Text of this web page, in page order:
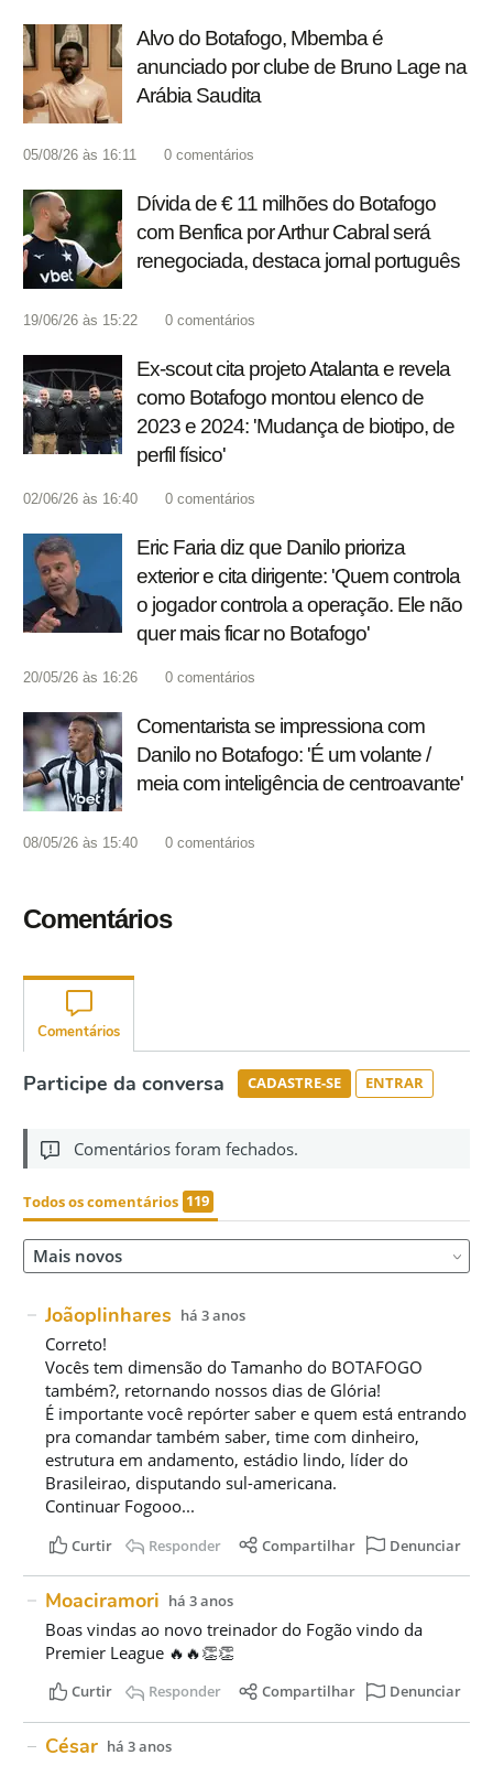
Alvo do Botafogo, Mbemba é
anunciado por clube de Bruno Lage na
Arábia Saudita
05/08/26 às 16:11 0 comentários
Dívida de € 11 milhões do Botafogo
com Benfica por Arthur Cabral será
renegociada, destaca jornal português
19/06/26 às 15:22 0 comentários
Ex-scout cita projeto Atalanta e revela
como Botafogo montou elenco de
2023 e 2024: 'Mudança de biotipo, de
perfil físico'
02/06/26 às 16:40 0 comentários
Eric Faria diz que Danilo prioriza
exterior e cita dirigente: 'Quem controla
o jogador controla a operação. Ele não
quer mais ficar no Botafogo'
20/05/26 às 16:26 0 comentários
Comentarista se impressiona com
Danilo no Botafogo: 'É um volante /
meia com inteligência de centroavante'
08/05/26 às 15:40 0 comentários
Comentários